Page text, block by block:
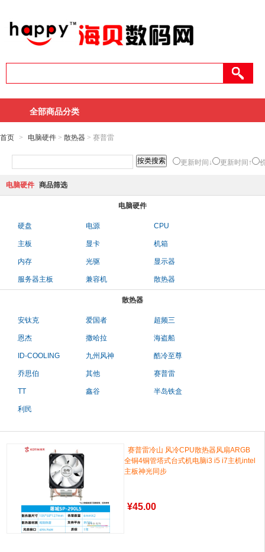
全部商品分类
首页 > 电脑硬件 > 散热器 > 赛普雷
更新时间↓ 更新时间↑
电脑硬件 商品筛选
电脑硬件
硬盘 电源 CPU
主板 显卡 机箱
内存 光驱 显示器
服务器主板 兼容机 散热器
散热器
安钛克 爱国者 超频三
恩杰 撒哈拉 海盗船
ID-COOLING 九州风神 酷冷至尊
乔思伯 其他 赛普雷
TT 鑫谷 半岛铁盒
利民
赛普雷冷山 风冷CPU散热器风扇ARGB
全铜4铜管塔式台式机电脑i3 i5 i7主机intel
主板神光同步
¥45.00